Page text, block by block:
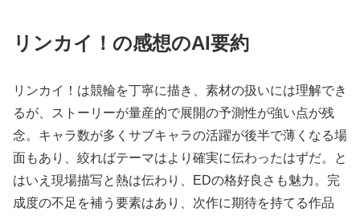
リンカイ！の感想のAI要約
リンカイ！は競輪を丁寧に描き、素材の扱いには理解でき
るが、ストーリーが量産的で展開の予測性が強い点が残
念。キャラ数が多くサブキャラの活躍が後半で薄くなる場
面もあり、絞ればテーマはより確実に伝わったはずだ。と
はいえ現場描写と熱は伝わり、EDの格好良さも魅力。完
成度の不足を補う要素はあり、次作に期待を持てる作品